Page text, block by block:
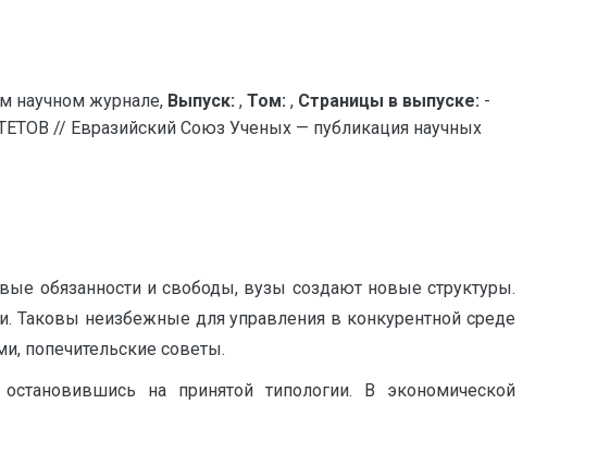
научном журнале, Выпуск: , Том: , Страницы в выпуске: -
// Евразийский Союз Ученых — публикация научных
обязанности и свободы, вузы создают новые структуры.
Таковы неизбежные для управления в конкурентной среде
попечительские советы.
на принятой типологии. В экономической